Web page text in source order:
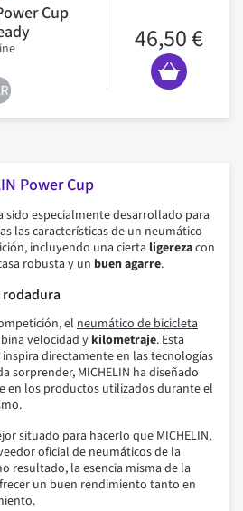
Cup
46,50 €
Power Cup
sido especialmente desarrollado para
las características de un neumático
incluyendo una cierta ligerezacon
robusta y un buen agarre.
rodadura
elneumático de bicicleta
velocidad ykilometraje. Esta
inspira directamente en las tecnologías
sorprender, MICHELIN ha diseñado
en los productos utilizados durante el
situado para hacerlo que MICHELIN,
oficial de neumáticos de la
resultado, la esencia misma de la
un buen rendimiento tanto en